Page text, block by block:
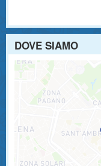
DOVE SIAMO